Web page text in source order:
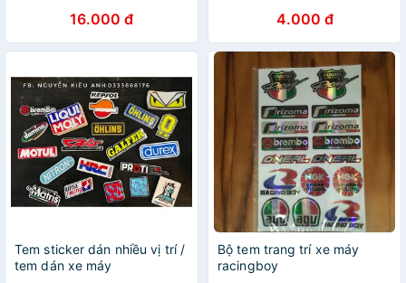
16.000 đ 4.000 đ
Tem sticker dán nhiều vị trí /
tem dán xe máy
Bộ tem trang trí xe máy
racingboy